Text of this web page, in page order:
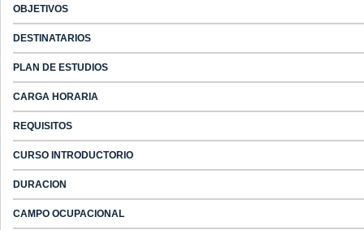
OBJETIVOS
DESTINATARIOS
PLAN DE ESTUDIOS
CARGA HORARIA
REQUISITOS
CURSO INTRODUCTORIO
DURACION
CAMPO OCUPACIONAL